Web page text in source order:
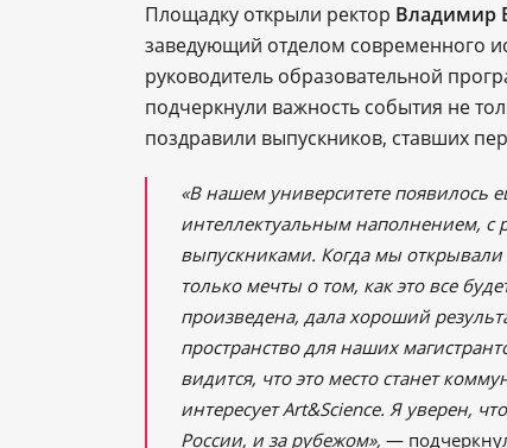
Площадку открыли ректор Владимир
заведующий отделом современного
руководитель образовательной
подчеркнули важность события не
поздравили выпускников, ставших
«В нашем университете появилось
интеллектуальным наполнением,
выпускниками. Когда мы
только мечты о том, как это все
произведена, дала хороший
пространство для наших
видится, что это место станет
интересует Art&Science. Я уверен,
России, и за рубежом», —